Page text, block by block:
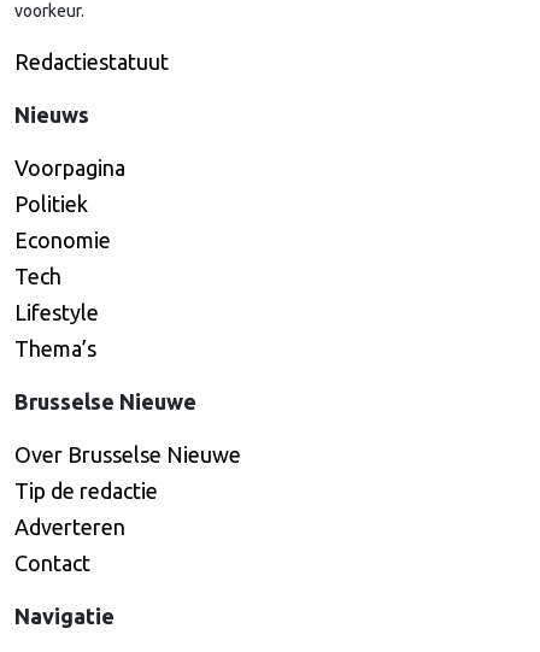
voorkeur.
Redactiestatuut
Nieuws
Voorpagina
Politiek
Economie
Tech
Lifestyle
Thema’s
Brusselse Nieuwe
Over Brusselse Nieuwe
Tip de redactie
Adverteren
Contact
Navigatie